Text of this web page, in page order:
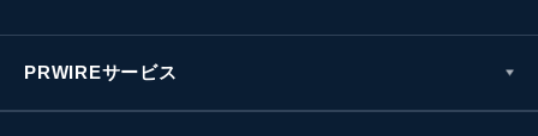
PRWIREサービス